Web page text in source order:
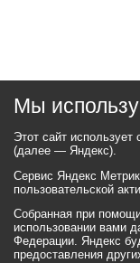
Мы
Этот сайт
(далее — Яндекс).
Сервис Яндекс
пользовательской
Собранная при
использовании вами
Федерации. Яндекс
предоставления